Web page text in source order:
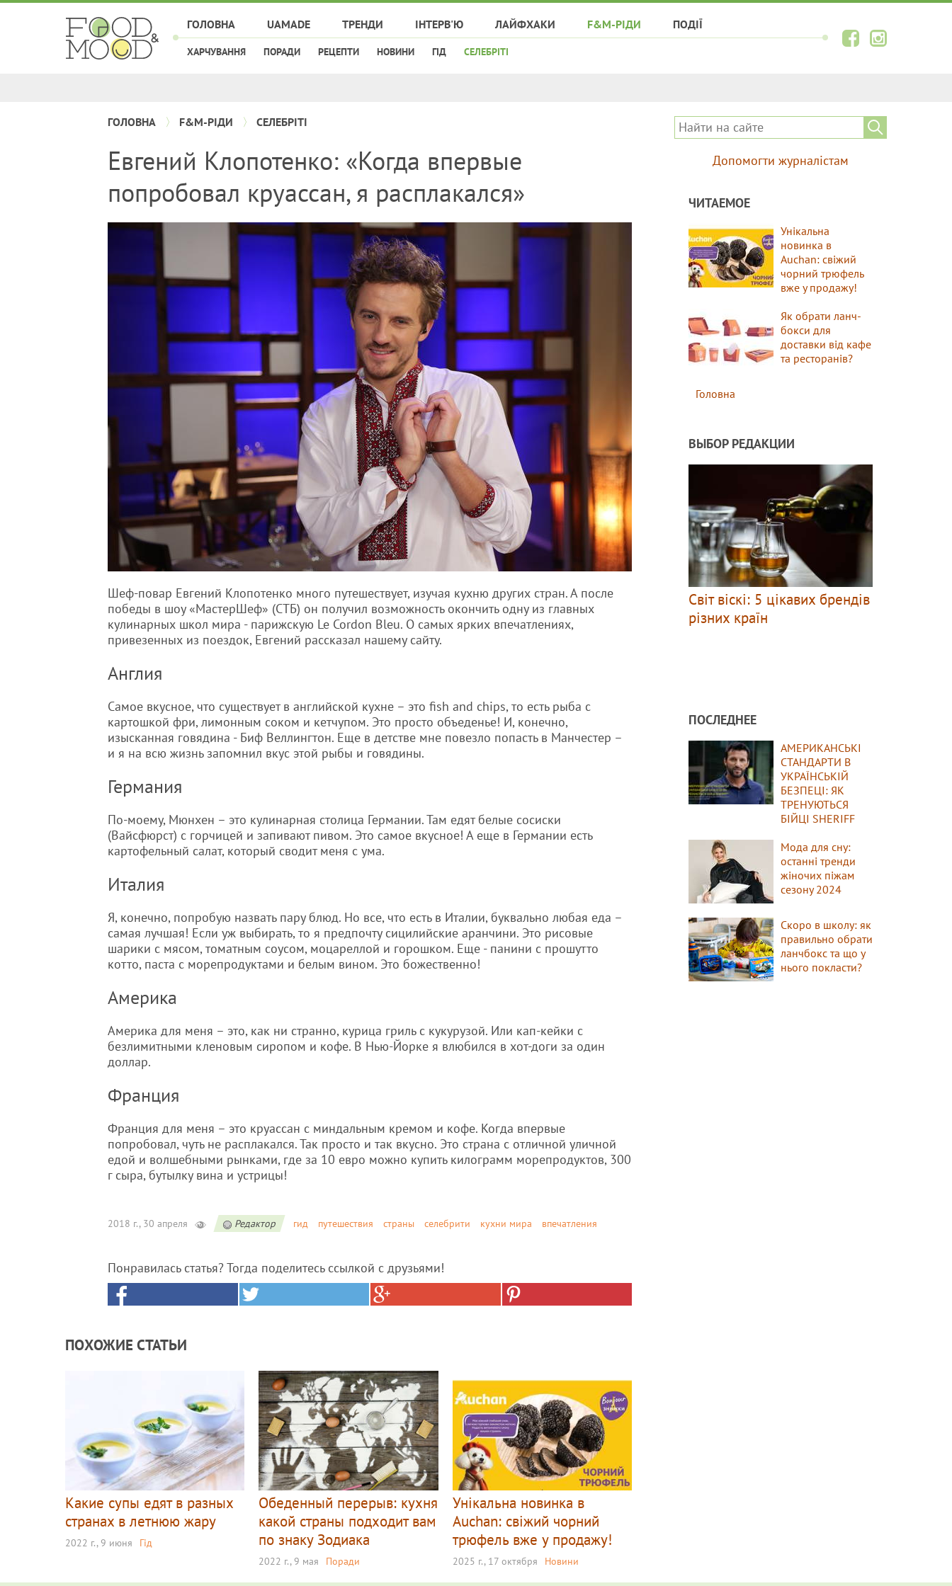
ГОЛОВНА UAMADE ТРЕНДИ ІНТЕРВ'Ю ЛАЙФХАКИ F&M-РІДИ
ХАРЧУВАННЯ ПОРАДИ РЕЦЕПТИ НОВИНИ ГІД СЕЛЕБРІТІ
ПОДІЇ
ГОЛОВНА F&M-РІДИ СЕЛЕБРІТІ
Евгений Клопотенко: «Когда впервые
попробовал круассан, я расплакался»
Шеф-повар Евгений Клопотенко много путешествует, изучая кухню других стран. А после
победы в шоу «МастерШеф» (СТБ) он получил возможность окончить одну из главных
кулинарных школ мира - парижскую Le Cordon Bleu. О самых ярких впечатлениях,
привезенных из поездок, Евгений рассказал нашему сайту.
Англия
Самое вкусное, что существует в английской кухне – это fish and chips, то есть рыба с
картошкой фри, лимонным соком и кетчупом. Это просто объеденье! И, конечно,
изысканная говядина - Биф Веллингтон. Еще в детстве мне повезло попасть в Манчестер –
и я на всю жизнь запомнил вкус этой рыбы и говядины.
Германия
По-моему, Мюнхен – это кулинарная столица Германии. Там едят белые сосиски
(Вайсфюрст) с горчицей и запивают пивом. Это самое вкусное! А еще в Германии есть
картофельный салат, который сводит меня с ума.
Италия
Я, конечно, попробую назвать пару блюд. Но все, что есть в Италии, буквально любая еда –
самая лучшая! Если уж выбирать, то я предпочту сицилийские аранчини. Это рисовые
шарики с мясом, томатным соусом, моцареллой и горошком. Еще - панини с прошутто
котто, паста с морепродуктами и белым вином. Это божественно!
Америка
Америка для меня – это, как ни странно, курица гриль с кукурузой. Или кап-кейки с
безлимитными кленовым сиропом и кофе. В Нью-Йорке я влюбился в хот-доги за один
доллар.
Франция
Франция для меня – это круассан с миндальным кремом и кофе. Когда впервые
попробовал, чуть не расплакался. Так просто и так вкусно. Это страна с отличной уличной
едой и волшебными рынками, где за 10 евро можно купить килограмм морепродуктов, 300
г сыра, бутылку вина и устрицы!
2018 г., 30 апреля Редактор гид путешествия страны селебрити кухни мира впечатления
Понравилась статья? Тогда поделитесь ссылкой с друзьями!
ПОХОЖИЕ СТАТЬИ
Какие супы едят в разных
странах в летнюю жару
2022 г., 9 июня Гід
Обеденный перерыв: кухня
какой страны подходит вам
по знаку Зодиака
2022 г., 9 мая Поради
Унікальна новинка в
Auchan: свіжий чорний
трюфель вже у продажу!
2025 г., 17 октября Новини
Допомогти журналістам
ЧИТАЕМОЕ
Унікальна
новинка в
Auchan: свіжий
чорний трюфель
вже у продажу!
Як обрати ланч-
бокси для
доставки від кафе
та ресторанів?
Головна
ВЫБОР РЕДАКЦИИ
Світ віскі: 5 цікавих брендів
різних країн
ПОСЛЕДНЕЕ
АМЕРИКАНСЬКІ
СТАНДАРТИ В
УКРАЇНСЬКІЙ
БЕЗПЕЦІ: ЯК
ТРЕНУЮТЬСЯ
БІЙЦІ SHERIFF
Мода для сну:
останні тренди
жіночих піжам
сезону 2024
Скоро в школу: як
правильно обрати
ланчбокс та що у
нього покласти?